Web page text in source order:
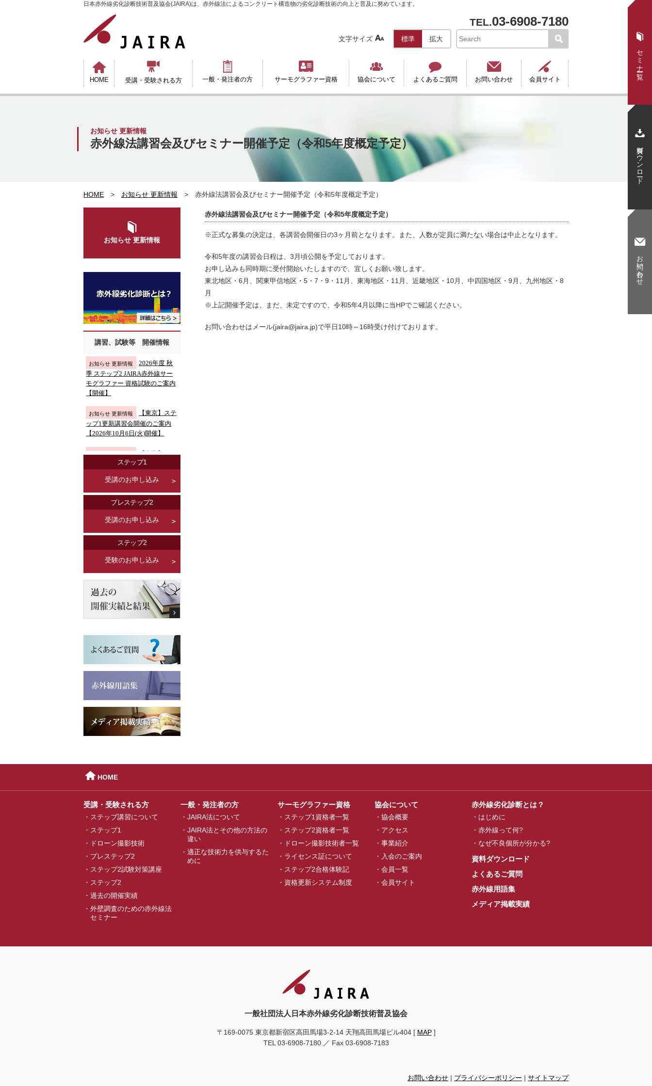
日本赤外線劣化診断技術普及協会(JAIRA)は、赤外線法によるコンクリート構造物の劣化診断技術の向上と普及に努めています。
TEL.03-6908-7180
文字サイズ  標準 拡大

HOME

受講・受験される方

一般・発注者の方

サーモグラファー資格

協会について

よくあるご質問

お問い合わせ

会員サイト
お知らせ 更新情報
赤外線法講習会及びセミナー開催予定（令和5年度概定予定）
HOME > お知らせ 更新情報 > 赤外線法講習会及びセミナー開催予定（令和5年度概定予定）
赤外線法講習会及びセミナー開催予定（令和5年度概定予定）
※正式な募集の決定は、各講習会開催日の3ヶ月前となります。また、人数が定員に満たない場合は中止となります。
令和5年度の講習会日程は、3月頃公開を予定しております。
お申し込みも同時期に受付開始いたしますので、宜しくお願い致します。
東北地区・6月、関東甲信地区・5・7・9・11月、東海地区・11月、近畿地区・10月、中四国地区・9月、九州地区・8
月
※上記開催予定は、まだ、未定ですので、令和5年4月以降に当HPでご確認ください。
お問い合わせはメール(jaira@jaira.jp)で平日10時～16時受け付けております。

お知らせ 更新情報
講習、試験等 開催情報
ステップ1
受講のお申し込み
プレステップ2
受講のお申し込み
ステップ2
受験のお申し込み
 HOME
受講・受験される方
ステップ講習について
ステップ1
ドローン撮影技術
プレステップ2
ステップ2試験対策講座
ステップ2
過去の開催実績
外壁調査のための赤外線法
セミナー
一般・発注者の方
JAIRA法について
JAIRA法とその他の方法の
違い
適正な技術力を供与するた
めに
サーモグラファー資格
ステップ1資格者一覧
ステップ2資格者一覧
ドローン撮影技術者一覧
ライセンス証について
ステップ2合格体験記
資格更新システム制度
協会について
協会概要
アクセス
事業紹介
入会のご案内
会員一覧
会員サイト
赤外線劣化診断とは？
はじめに
赤外線って何?
なぜ不良個所が分かる?
資料ダウンロード
よくあるご質問
赤外線用語集
メディア掲載実績
一般社団法人日本赤外線劣化診断技術普及協会
〒169-0075 東京都新宿区高田馬場3-2-14 天翔高田馬場ビル404 [ MAP ]
TEL 03-6908-7180 ／ Fax 03-6908-7183
お問い合わせ | プライバシーポリシー | サイトマップ

セミナー一覧

資料ダウンロード

お問い合わせ